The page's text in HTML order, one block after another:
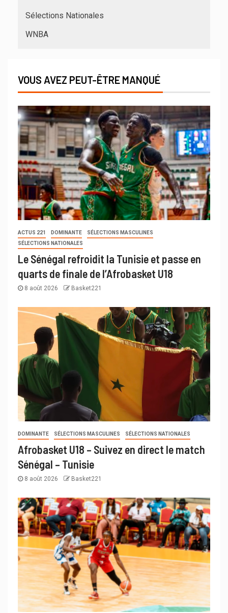
Sélections Nationales
WNBA
VOUS AVEZ PEUT-ÊTRE MANQUÉ
ACTUS 221 DOMINANTE
SÉLECTIONS MASCULINES
SÉLECTIONS NATIONALES
Le Sénégal refroidit la Tunisie et passe en
quarts de finale de l’Afrobasket U18
8 août 2026 Basket221
DOMINANTE SÉLECTIONS MASCULINES SÉLECTIONS NATIONALES
Afrobasket U18 – Suivez en direct le match
Sénégal – Tunisie
8 août 2026 Basket221